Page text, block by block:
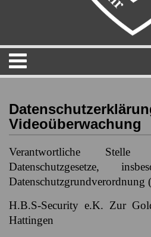
Videoüberwachung
Verantwortliche
Datenschutzgesetze,
Datenschutzgrundverordnung
H.B.S-Security e.K. Zur
Hattingen